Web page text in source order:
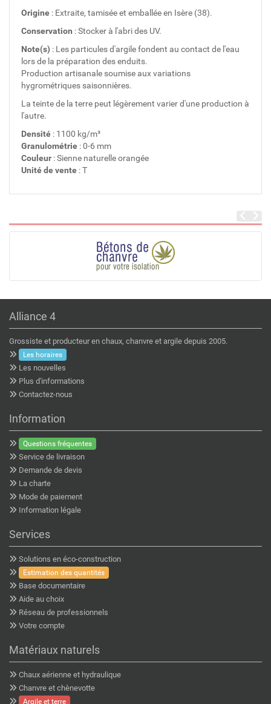
Origine : Extraite, tamisée et emballée en Isère (38).
Conservation : Stocker à l'abri des UV.
Note(s) : Les particules d'argile fondent au contact de l'eau
lors de la préparation des enduits.
Production artisanale soumise aux variations
hygrométriques saisonnières.
La teinte de la terre peut légèrement varier d'une production à
l'autre.
Densité : 1100 kg/m³
Granulométrie : 0-6 mm
Couleur : Sienne naturelle orangée
Unité de vente : T
Alliance 4
Grossiste et producteur en chaux, chanvre et argile depuis 2005.
Les horaires
Les nouvelles
Plus d'informations
Contactez-nous
Information
Questions fréquentes
Service de livraison
Demande de devis
La charte
Mode de paiement
Information légale
Services
Solutions en éco-construction
Estimation des quantités
Base documentaire
Aide au choix
Réseau de professionnels
Votre compte
Matériaux naturels
Chaux aérienne et hydraulique
Chanvre et chènevotte
Argile et terre